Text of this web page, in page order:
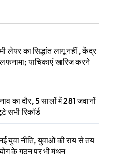
लेयर का सिद्धांत लागू नहीं , केंद्र
याचिकाएं खारिज करने
का दौर, 5 सालों में 281 जवानों
रिकॉर्ड
युवा नीति, युवाओं की राय से तय
के गठन पर भी मंथन